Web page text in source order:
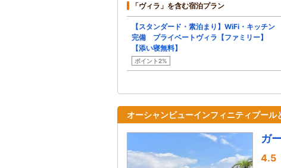
「ヴィラ」を含む宿泊プラン
【スタンダード・素泊まり】WiFi・キッチン
完備 プライベートヴィラ【ファミリー】
【添い寝無料】
ポイント2%
オーシャンビューインフィニティプール
ガ
4.5